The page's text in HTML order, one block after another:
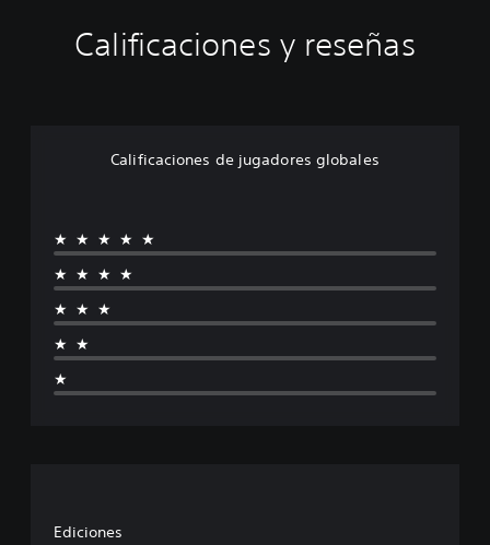
Calificaciones y reseñas
Calificaciones de jugadores globales
★★★★★
★★★★
★★★
★★
★
Ediciones